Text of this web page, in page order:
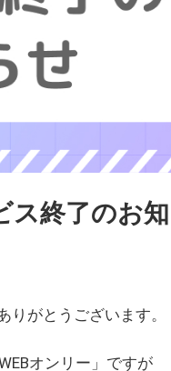
ス終了のお
りがとうございます。
オンリー」ですが